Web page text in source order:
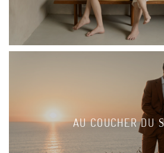
AU COUCHER DU